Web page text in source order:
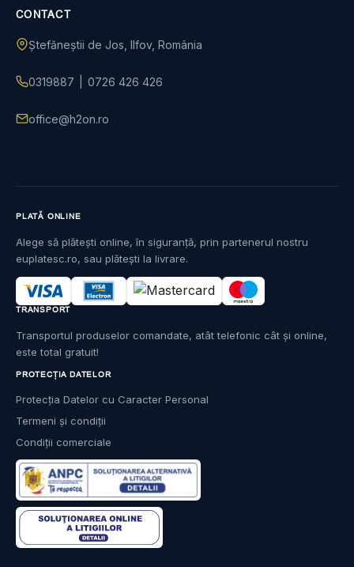
CONTACT
Ștefăneștii de Jos, Ilfov, România
0319887 0726 426 426
office@h2on.ro
PROTECȚIA DATELOR
Protecția Datelor cu Caracter Personal
Termeni și condiții
Condiții comerciale
PLATĂ ONLINE
Alege să plătești online, în siguranță, prin partenerul nostru
euplatesc.ro, sau plătești la livrare.
TRANSPORT
Transportul produselor comandate, atât telefonic cât și online,
este total gratuit!